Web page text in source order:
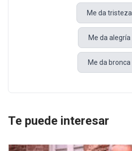
Me da tristeza
Me da alegría
Me da bronca
Te puede interesar